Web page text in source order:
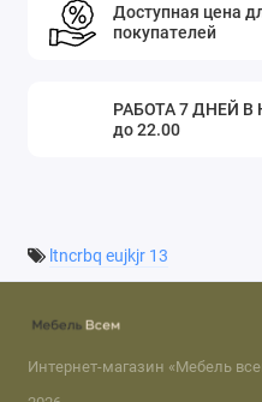
Доступная цена
покупателей
РАБОТА 7 ДНЕЙ В
до 22.00
ltncrbq eujkjr 13
Интернет-магазин «Мебель